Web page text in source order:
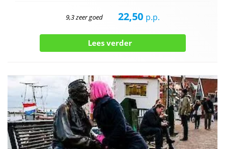
9,3 zeer goed 22,50 p.p.
Lees verder